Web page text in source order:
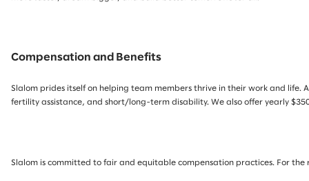
Compensation and Benefits
Slalom prides itself on helping team members thrive in their work and
fertility assistance, and short/long-term disability. We also offer yearly
Slalom is committed to fair and equitable compensation practices. For